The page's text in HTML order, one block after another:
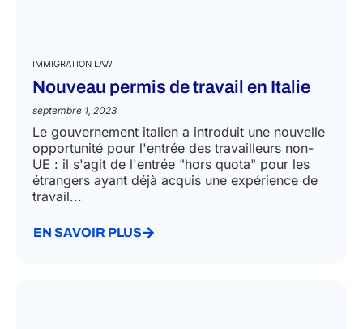
IMMIGRATION LAW
Nouveau permis de travail en Italie
septembre 1, 2023
Le gouvernement italien a introduit une nouvelle
opportunité pour l'entrée des travailleurs non-
UE : il s'agit de l'entrée "hors quota" pour les
étrangers ayant déjà acquis une expérience de
travail...
EN SAVOIR PLUS